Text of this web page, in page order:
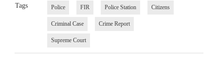
Tags Police FIR Police Station Citizens
Criminal Case Crime Report
Supreme Court